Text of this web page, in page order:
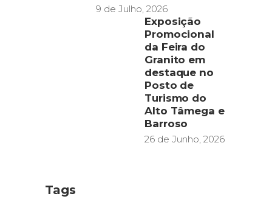
9 de Julho, 2026
Exposição
Promocional
da Feira do
Granito em
destaque no
Posto de
Turismo do
Alto Tâmega e
Barroso
26 de Junho, 2026
Tags